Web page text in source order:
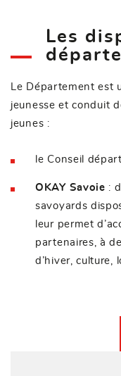
Les
Le Département est
jeunesse et conduit
jeunes :
le Conseil
OKAY Savoie :
savoyards
leur permet
partenaires, à
d’hiver, culture,